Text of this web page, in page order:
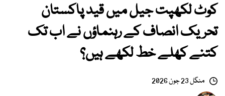
کوٹ لکھپت جیل میں قید پاکستان
تحریک انصاف کے رہنماؤں نے اب تک
کتنے کھلے خط لکھے ہیں؟
منگل 23 جون 2026